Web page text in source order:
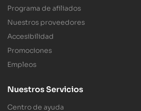
Programa de afiliados
Nuestros proveedores
Accesibilidad
Promociones
Empleos
Nuestros Servicios
Centro de ayuda